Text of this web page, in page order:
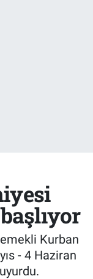
emekli Kurban
- 4 Haziran